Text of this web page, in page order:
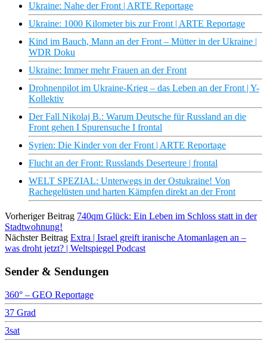
Ukraine: Nahe der Front | ARTE Reportage
Ukraine: 1000 Kilometer bis zur Front | ARTE Reportage
Kind im Bauch, Mann an der Front – Mütter in der Ukraine |
WDR Doku
Ukraine: Immer mehr Frauen an der Front
Drohnenpilot im Ukraine-Krieg – das Leben an der Front | Y-
Kollektiv
Der Fall Nikolaj B.: Warum Deutsche für Russland an die
Front gehen I Spurensuche I frontal
Syrien: Die Kinder von der Front | ARTE Reportage
Flucht an der Front: Russlands Deserteure | frontal
WELT SPEZIAL: Unterwegs in der Ostukraine! Von
Rachegelüsten und harten Kämpfen direkt an der Front
Vorheriger Beitrag 740qm Glück: Ein Leben im Schloss statt in der
Stadtwohnung!
Nächster Beitrag Extra | Israel greift iranische Atomanlagen an –
was droht jetzt? | Weltspiegel Podcast
Sender & Sendungen
360° – GEO Reportage
37 Grad
3sat